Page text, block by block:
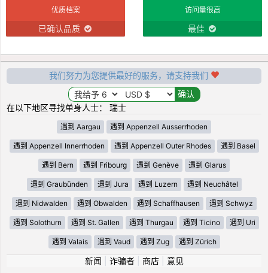
优质档案
已确认品质
访问量很高
最佳
我们努力为您提供最好的服务，请支持我们
在以下地区寻找单身人士： 瑞士
遇到 Aargau 遇到 Appenzell Ausserrhoden
遇到 Appenzell Innerrhoden 遇到 Appenzell Outer Rhodes 遇到 Basel
遇到 Bern 遇到 Fribourg 遇到 Genève 遇到 Glarus
遇到 Graubünden 遇到 Jura 遇到 Luzern 遇到 Neuchâtel
遇到 Nidwalden 遇到 Obwalden 遇到 Schaffhausen 遇到 Schwyz
遇到 Solothurn 遇到 St. Gallen 遇到 Thurgau 遇到 Ticino 遇到 Uri
遇到 Valais 遇到 Vaud 遇到 Zug 遇到 Zürich
新闻 诈骗者| 商店| 意见